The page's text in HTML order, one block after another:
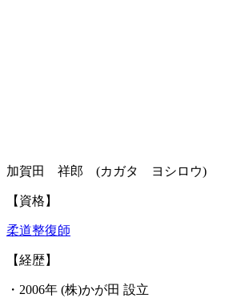
加賀田 祥郎 (カガタ ヨシロウ)
【資格】
柔道整復師
【経歴】
・2006年 (株)かが田 設立